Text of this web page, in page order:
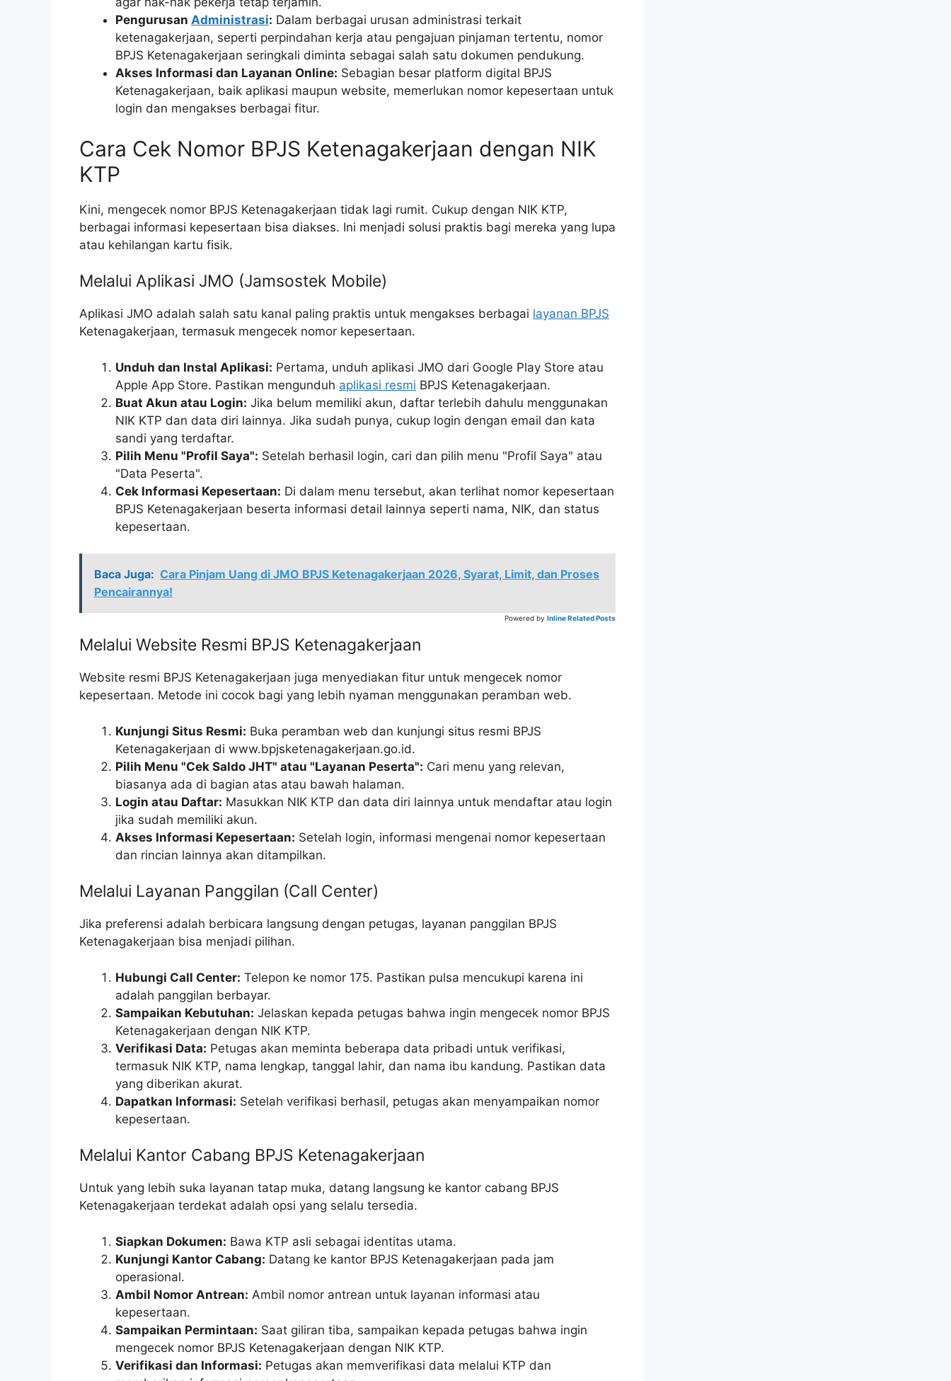
Pengurusan Administrasi: Dalam berbagai urusan administrasi terkait
ketenagakerjaan, seperti perpindahan kerja atau pengajuan pinjaman tertentu, nomor
BPJS Ketenagakerjaan seringkali diminta sebagai salah satu dokumen pendukung.
Akses Informasi dan Layanan Online: Sebagian besar platform digital BPJS
Ketenagakerjaan, baik aplikasi maupun website, memerlukan nomor kepesertaan untuk
login dan mengakses berbagai fitur.
Cara Cek Nomor BPJS Ketenagakerjaan dengan NIK
KTP
Kini, mengecek nomor BPJS Ketenagakerjaan tidak lagi rumit. Cukup dengan NIK KTP,
berbagai informasi kepesertaan bisa diakses. Ini menjadi solusi praktis bagi mereka yang lupa
atau kehilangan kartu fisik.
Melalui Aplikasi JMO (Jamsostek Mobile)
Aplikasi JMO adalah salah satu kanal paling praktis untuk mengakses berbagai layanan BPJS
Ketenagakerjaan, termasuk mengecek nomor kepesertaan.
Unduh dan Instal Aplikasi: Pertama, unduh aplikasi JMO dari Google Play Store atau
Apple App Store. Pastikan mengunduh aplikasi resmi BPJS Ketenagakerjaan.
Buat Akun atau Login: Jika belum memiliki akun, daftar terlebih dahulu menggunakan
NIK KTP dan data diri lainnya. Jika sudah punya, cukup login dengan email dan kata
sandi yang terdaftar.
Pilih Menu "Profil Saya": Setelah berhasil login, cari dan pilih menu "Profil Saya" atau
"Data Peserta".
Cek Informasi Kepesertaan: Di dalam menu tersebut, akan terlihat nomor kepesertaan
BPJS Ketenagakerjaan beserta informasi detail lainnya seperti nama, NIK, dan status
kepesertaan.
Baca Juga: Cara Pinjam Uang di JMO BPJS Ketenagakerjaan 2026, Syarat, Limit, dan Proses
Pencairannya!
Powered by Inline Related Posts
Melalui Website Resmi BPJS Ketenagakerjaan
Website resmi BPJS Ketenagakerjaan juga menyediakan fitur untuk mengecek nomor
kepesertaan. Metode ini cocok bagi yang lebih nyaman menggunakan peramban web.
Kunjungi Situs Resmi: Buka peramban web dan kunjungi situs resmi BPJS
Ketenagakerjaan di www.bpjsketenagakerjaan.go.id.
Pilih Menu "Cek Saldo JHT" atau "Layanan Peserta": Cari menu yang relevan,
biasanya ada di bagian atas atau bawah halaman.
Login atau Daftar: Masukkan NIK KTP dan data diri lainnya untuk mendaftar atau login
jika sudah memiliki akun.
Akses Informasi Kepesertaan: Setelah login, informasi mengenai nomor kepesertaan
dan rincian lainnya akan ditampilkan.
Melalui Layanan Panggilan (Call Center)
Jika preferensi adalah berbicara langsung dengan petugas, layanan panggilan BPJS
Ketenagakerjaan bisa menjadi pilihan.
Hubungi Call Center: Telepon ke nomor 175. Pastikan pulsa mencukupi karena ini
adalah panggilan berbayar.
Sampaikan Kebutuhan: Jelaskan kepada petugas bahwa ingin mengecek nomor BPJS
Ketenagakerjaan dengan NIK KTP.
Verifikasi Data: Petugas akan meminta beberapa data pribadi untuk verifikasi,
termasuk NIK KTP, nama lengkap, tanggal lahir, dan nama ibu kandung. Pastikan data
yang diberikan akurat.
Dapatkan Informasi: Setelah verifikasi berhasil, petugas akan menyampaikan nomor
kepesertaan.
Melalui Kantor Cabang BPJS Ketenagakerjaan
Untuk yang lebih suka layanan tatap muka, datang langsung ke kantor cabang BPJS
Ketenagakerjaan terdekat adalah opsi yang selalu tersedia.
Siapkan Dokumen: Bawa KTP asli sebagai identitas utama.
Kunjungi Kantor Cabang: Datang ke kantor BPJS Ketenagakerjaan pada jam
operasional.
Ambil Nomor Antrean: Ambil nomor antrean untuk layanan informasi atau
kepesertaan.
Sampaikan Permintaan: Saat giliran tiba, sampaikan kepada petugas bahwa ingin
mengecek nomor BPJS Ketenagakerjaan dengan NIK KTP.
Verifikasi dan Informasi: Petugas akan memverifikasi data melalui KTP dan